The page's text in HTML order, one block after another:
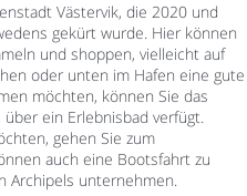
Västervik, die 2020 und
gekürt wurde. Hier können
und shoppen, vielleicht auf
oder unten im Hafen eine gute
möchten, können Sie das
ein Erlebnisbad verfügt.
gehen Sie zum
auch eine Bootsfahrt zu
Archipels unternehmen.